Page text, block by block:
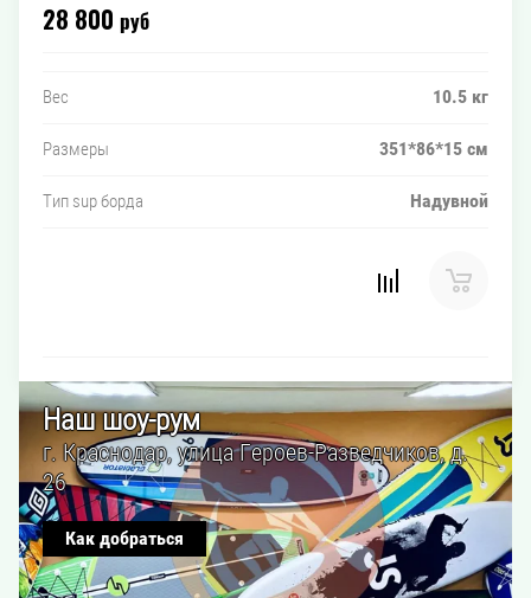
28 800 руб
Вес 10.5 кг
Размеры 351*86*15 см
Тип sup борда Надувной
Наш шоу-рум
г. Краснодар, улица Героев-Разведчиков, д.
26
Как добраться